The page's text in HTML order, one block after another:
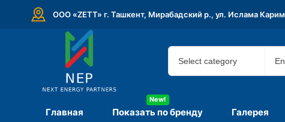
ООО «ZETT» г. Ташкент, Мирабадский р., ул. Ислама
Главная Показать по бренду
New!
Галерея